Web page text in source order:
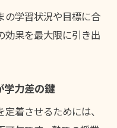
の学習状況や目標に合
効果を最大限に引き出
学力差の鍵
着させるためには、